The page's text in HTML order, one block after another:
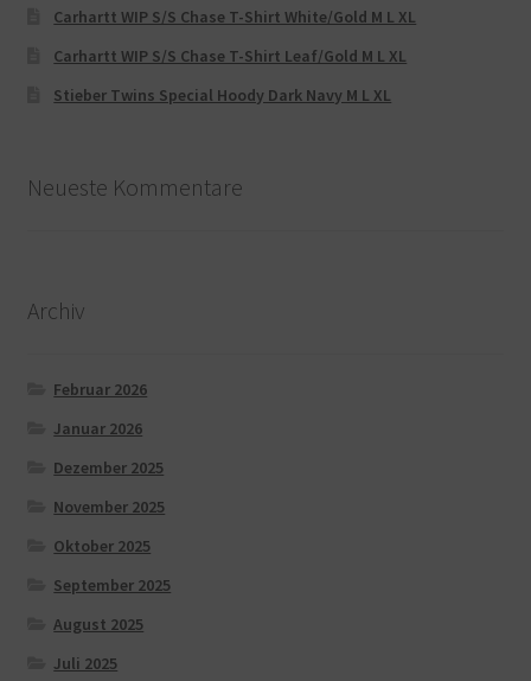
Carhartt WIP S/S Chase T-Shirt White/Gold M L XL
Carhartt WIP S/S Chase T-Shirt Leaf/Gold M L XL
Stieber Twins Special Hoody Dark Navy M L XL
Neueste Kommentare
Archiv
Februar 2026
Januar 2026
Dezember 2025
November 2025
Oktober 2025
September 2025
August 2025
Juli 2025